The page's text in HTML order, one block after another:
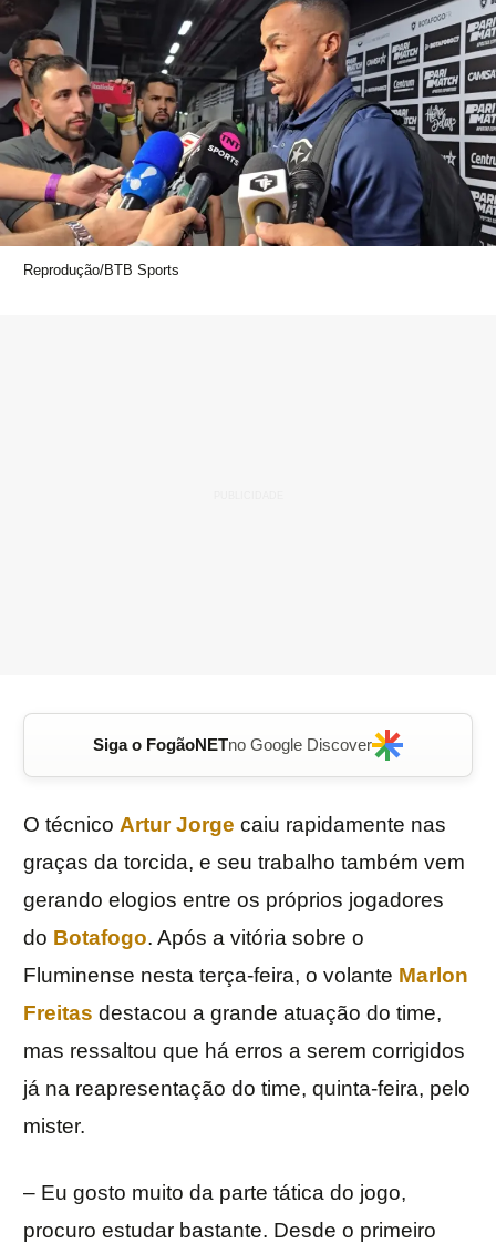
Reprodução/BTB Sports
Siga o FogãoNETno Google Discover
O técnico Artur Jorge caiu rapidamente nas
graças da torcida, e seu trabalho também vem
gerando elogios entre os próprios jogadores
do Botafogo. Após a vitória sobre o
Fluminense nesta terça-feira, o volante Marlon
Freitas destacou a grande atuação do time,
mas ressaltou que há erros a serem corrigidos
já na reapresentação do time, quinta-feira, pelo
mister.
– Eu gosto muito da parte tática do jogo,
procuro estudar bastante. Desde o primeiro